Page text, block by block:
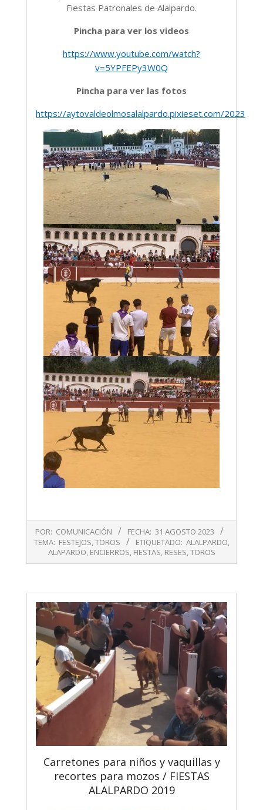
Fiestas Patronales de Alalpardo.
Pincha para ver los videos
https://www.youtube.com/watch?
v=5YPFEPy3W0Q
Pincha para ver las fotos
https://aytovaldeolmosalalpardo.pixieset.com/
08-
POR: COMUNICACIÓN FECHA: 31 AGOSTO 2023
TEMA: FESTEJOS,TOROS ETIQUETADO: ALALPARDO,
ALAPARDO, ENCIERROS, FIESTAS, RESES,TOROS
Carretones para niños y vaquillas y
recortes para mozos / FIESTAS
ALALPARDO 2019